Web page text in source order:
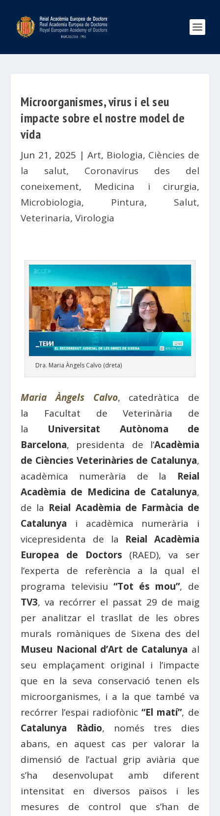
Microorganismes, virus i el seu
impacte sobre el nostre model de
vida
Jun 21, 2025 |Art, Biologia, Ciències de
la salut, Coronavirus des del
coneixement, Medicina i cirurgia,
Microbiologia, Pintura, Salut,
Veterinaria,Virologia
Dra. Maria Àngels Calvo (dreta)
Maria Àngels Calvo, catedràtica de
la Facultat de Veterinària de
la Universitat Autònoma de
Barcelona, presidenta de l’Acadèmia
de Ciències Veterinàries de Catalunya,
acadèmica numerària de la Reial
Acadèmia de Medicina de Catalunya,
de la Reial Acadèmia de Farmàcia de
Catalunya i acadèmica numerària i
vicepresidenta de la Reial Acadèmia
Europea de Doctors (RAED), va ser
l’experta de referència a la qual el
programa televisiu “Tot és mou”, de
TV3, va recórrer el passat 29 de maig
per analitzar el trasllat de les obres
murals romàniques de Sixena des del
Museu Nacional d’Art de Catalunya al
seu emplaçament original i l’impacte
que en la seva conservació tenen els
microorganismes, i a la que també va
recórrer l’espai radiofònic“El matí”, de
Catalunya Ràdio, només tres dies
abans, en aquest cas per valorar la
dimensió de l’actual grip aviària que
s’ha desenvolupat amb diferent
intensitat en diversos països i les
mesures de control que s’han de